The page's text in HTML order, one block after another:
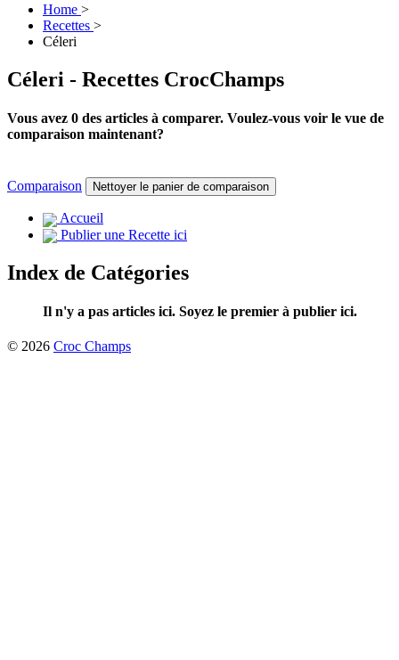
Home >
Recettes >
Céleri
Céleri - Recettes CrocChamps
Vous avez 0 des articles à comparer. Voulez-vous voir le vue de
comparaison maintenant?
Comparaison Nettoyer le panier de comparaison
Accueil
Publier une Recette ici
Index de Catégories
Il n'y a pas articles ici. Soyez le premier à publier ici.
© 2026 Croc Champs